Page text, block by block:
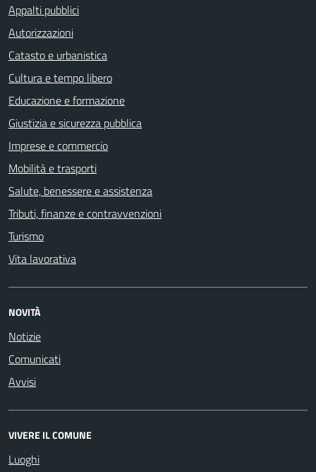
Appalti pubblici
Autorizzazioni
Catasto e urbanistica
Cultura e tempo libero
Educazione e formazione
Giustizia e sicurezza pubblica
Imprese e commercio
Mobilità e trasporti
Salute, benessere e assistenza
Tributi, finanze e contravvenzioni
Turismo
Vita lavorativa
NOVITÀ
Notizie
Comunicati
Avvisi
VIVERE IL COMUNE
Luoghi